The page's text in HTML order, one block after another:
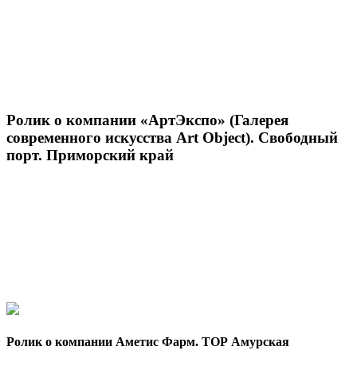
Ролик о компании «АртЭкспо» (Галерея
современного искусства Art Object). Свободный
порт. Приморский край
Ролик о компании Аметис Фарм. ТОР Амурская